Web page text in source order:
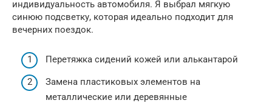
индивидуальность автомобиля. Я выбрал мягкую
синюю подсветку, которая идеально подходит для
вечерних поездок.
Перетяжка сидений кожей или алькантарой
Замена пластиковых элементов на
металлические или деревянные